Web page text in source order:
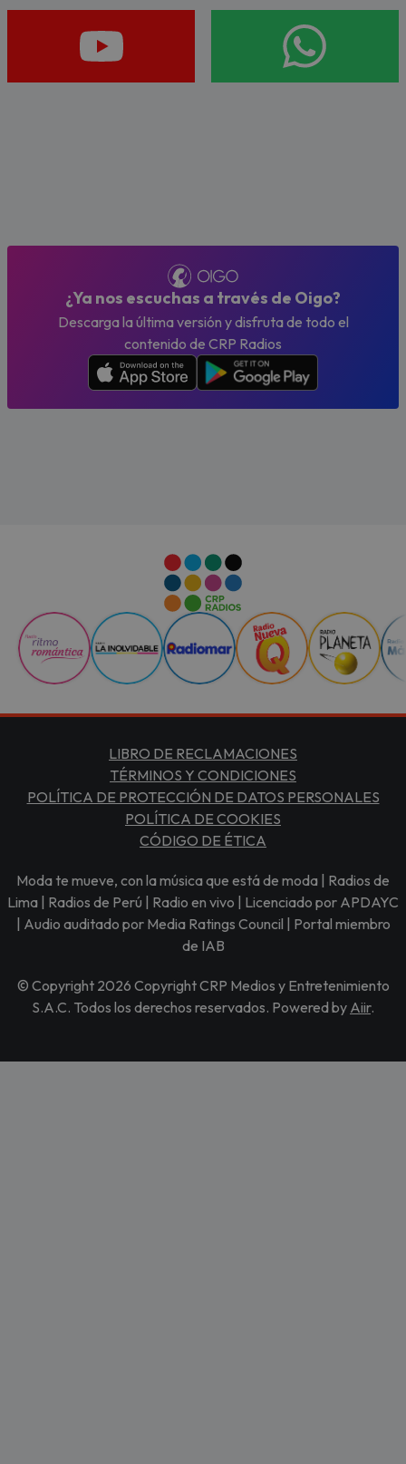
¿Ya nos escuchas a través de Oigo?
Descarga la última versión y disfruta de todo el
contenido de CRP Radios
LIBRO DE RECLAMACIONES
TÉRMINOS Y CONDICIONES
POLÍTICA DE PROTECCIÓN DE DATOS PERSONALES
POLÍTICA DE COOKIES
CÓDIGO DE ÉTICA
Moda te mueve, con la música que está de moda | Radios de
Lima | Radios de Perú | Radio en vivo | Licenciado por APDAYC
| Audio auditado por Media Ratings Council | Portal miembro
de IAB
© Copyright 2026 Copyright CRP Medios y Entretenimiento
S.A.C. Todos los derechos reservados. Powered by Aiir.